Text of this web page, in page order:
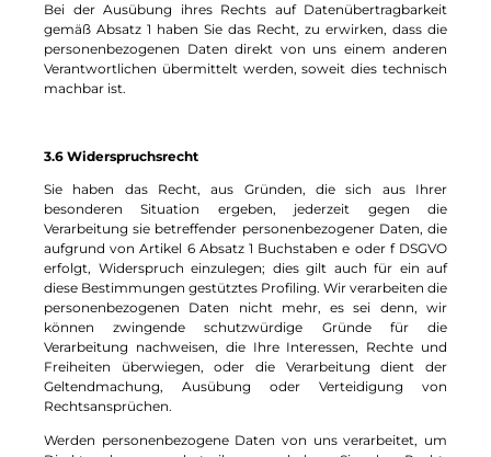
Bei der Ausübung ihres Rechts auf Datenübertragbarkeit
gemäß Absatz 1 haben Sie das Recht, zu erwirken, dass die
personenbezogenen Daten direkt von uns einem anderen
Verantwortlichen übermittelt werden, soweit dies technisch
machbar ist.
3.6 Widerspruchsrecht
Sie haben das Recht, aus Gründen, die sich aus Ihrer
besonderen Situation ergeben, jederzeit gegen die
Verarbeitung sie betreffender personenbezogener Daten, die
aufgrund von Artikel 6 Absatz 1 Buchstaben e oder f DSGVO
erfolgt, Widerspruch einzulegen; dies gilt auch für ein auf
diese Bestimmungen gestütztes Profiling. Wir verarbeiten die
personenbezogenen Daten nicht mehr, es sei denn, wir
können zwingende schutzwürdige Gründe für die
Verarbeitung nachweisen, die Ihre Interessen, Rechte und
Freiheiten überwiegen, oder die Verarbeitung dient der
Geltendmachung, Ausübung oder Verteidigung von
Rechtsansprüchen.
Werden personenbezogene Daten von uns verarbeitet, um